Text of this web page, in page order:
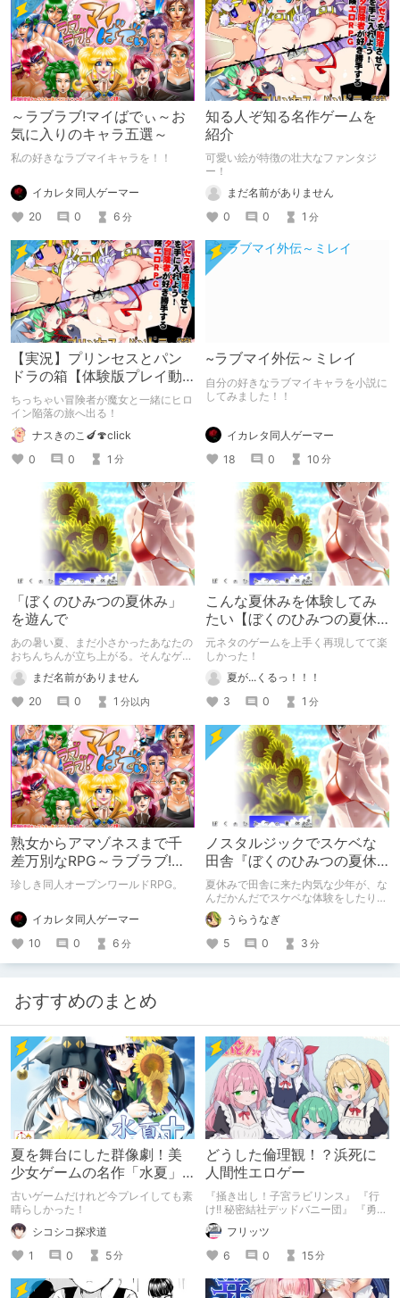
～ラブラブ!マイばでぃ～お
気に入りのキャラ五選～
私の好きなラブマイキャラを！！
イカレタ同人ゲーマー
20
0 6 分
知る人ぞ知る名作ゲームを
紹介
可愛い絵が特徴の壮大なファンタジ
ー！
まだ名前がありません
0
0 1 分
【実況】プリンセスとパン
ドラの箱【体験版プレイ動
画】
ちっちゃい冒険者が魔女と一緒にヒロ
イン陥落の旅へ出る！
ナスきのこ🍆🍄click
0
0 1 分
~ラブマイ外伝～ミレイ
自分の好きなラブマイキャラを小説に
してみました！！
イカレタ同人ゲーマー
18
0 10 分
「ぼくのひみつの夏休み」
を遊んで
あの暑い夏、まだ小さかったあなたの
おちんちんが立ち上がる。そんなゲー
まだ名前がありません
20
0 1 分以内
こんな夏休みを体験してみ
たい【ぼくのひみつの夏休
み】
元ネタのゲームを上手く再現してて楽
しかった！
夏が...くるっ！！！
3
0 1 分
熟女からアマゾネスまで千
差万別なRPG～ラブラブ!マ
イばでぃ～
珍しき同人オープンワールドRPG。
イカレタ同人ゲーマー
10
0 6 分
ノスタルジックでスケベな
田舎『ぼくのひみつの夏休
み』
夏休みで田舎に来た内気な少年が、な
んだかんだでスケベな体験をしたりし
なかったりするゲーム
うらうなぎ
5
0 3 分
おすすめのまとめ
夏を舞台にした群像劇！美
少女ゲームの名作「水夏」
を今こそ！
古いゲームだけれど今プレイしても素
晴らしかった！
シコシコ探求道
1
0 5分
どうした倫理観！？浜死に
人間性エロゲー
『掻き出し！子宮ラビリンス』 『行
け!! 秘密結社デッドバニー団』 『勇者
ミアとツンツン猫サキュバス ~それで
も勇者はコロせない!~』 『めいどいん
めいど！』 本記事はねくすとテーマ
「人に薦めづらいけど好きな作
品」”ではない”です。 好きだったら人
に薦めるのは当たり前だよなぁ！？
フリッツ
6
0 15分